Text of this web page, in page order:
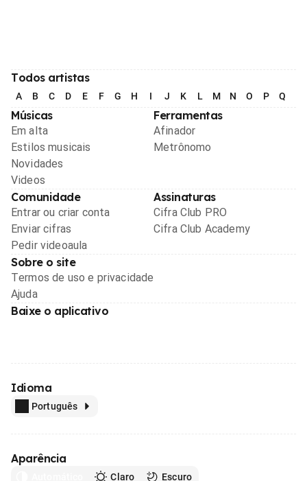
Todos artistas
A B C D E F G H I J K L M N O P Q
Músicas
Em alta
Estilos musicais
Novidades
Videos
Ferramentas
Afinador
Metrônomo
Comunidade
Entrar ou criar conta
Enviar cifras
Pedir videoaula
Assinaturas
Cifra Club PRO
Cifra Club Academy
Sobre o site
Termos de uso e privacidade
Ajuda
Baixe o aplicativo
Idioma
Português
Aparência
Claro Escuro